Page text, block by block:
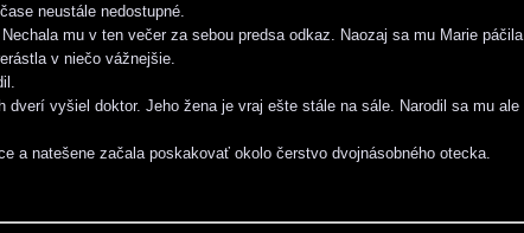
neustále nedostupné.
mu v ten večer za sebou predsa odkaz. Naozaj sa mu Marie páčila
v niečo vážnejšie.
dverí vyšiel doktor. Jeho žena je vraj ešte stále na sále. Narodil sa mu ale
a natešene začala poskakovať okolo čerstvo dvojnásobného otecka.